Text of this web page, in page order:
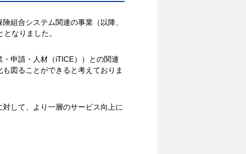
組合システム関連の事業（以降、
なりました。
申請・人材（iTICE））との関連
図ることができると考えておりま
して、より一層のサービス向上に